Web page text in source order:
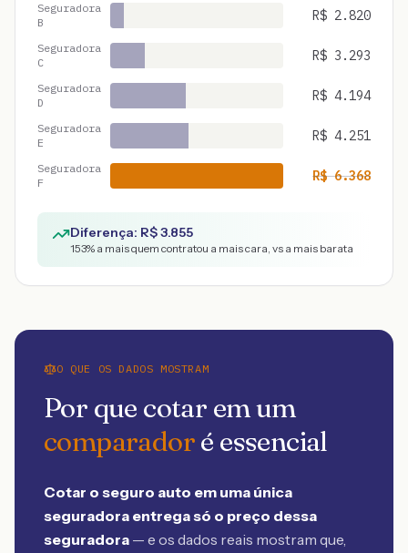
Seguradora
B
R$ 2.820
Seguradora
C
R$ 3.293
Seguradora
D
R$ 4.194
Seguradora
E
R$ 4.251
Seguradora
F
R$6.368
Diferença: R$3.855
153% a mais quem contratou a mais cara, vs a mais barata
O QUE OS DADOS MOSTRAM
Por que cotar em um
comparadoré essencial
Cotar o seguro auto em uma única
seguradora entrega só o preço dessa
seguradora — e os dados reais mostram que,